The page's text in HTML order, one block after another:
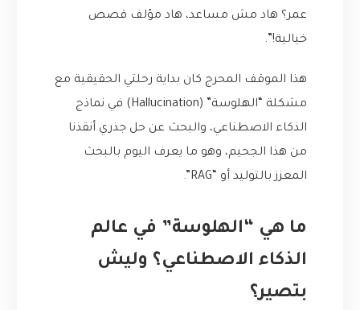
عمر؟ هاد مش مساعد، هاد مؤلف قصص
خيالية!”.
هذا الموقف المحرج كان بداية رحلتي الحقيقية مع
مشكلة “الهلوسة” (Hallucination) في نماذج
الذكاء الاصطناعي، والبحث عن حل جذري أنقذنا
من هذا الجحيم، وهو ما يعرف اليوم بالبحث
المعزز بالتوليد أو “RAG”.
ما هي “الهلوسة” في عالم
الذكاء الاصطناعي؟ وليش
بتصير؟